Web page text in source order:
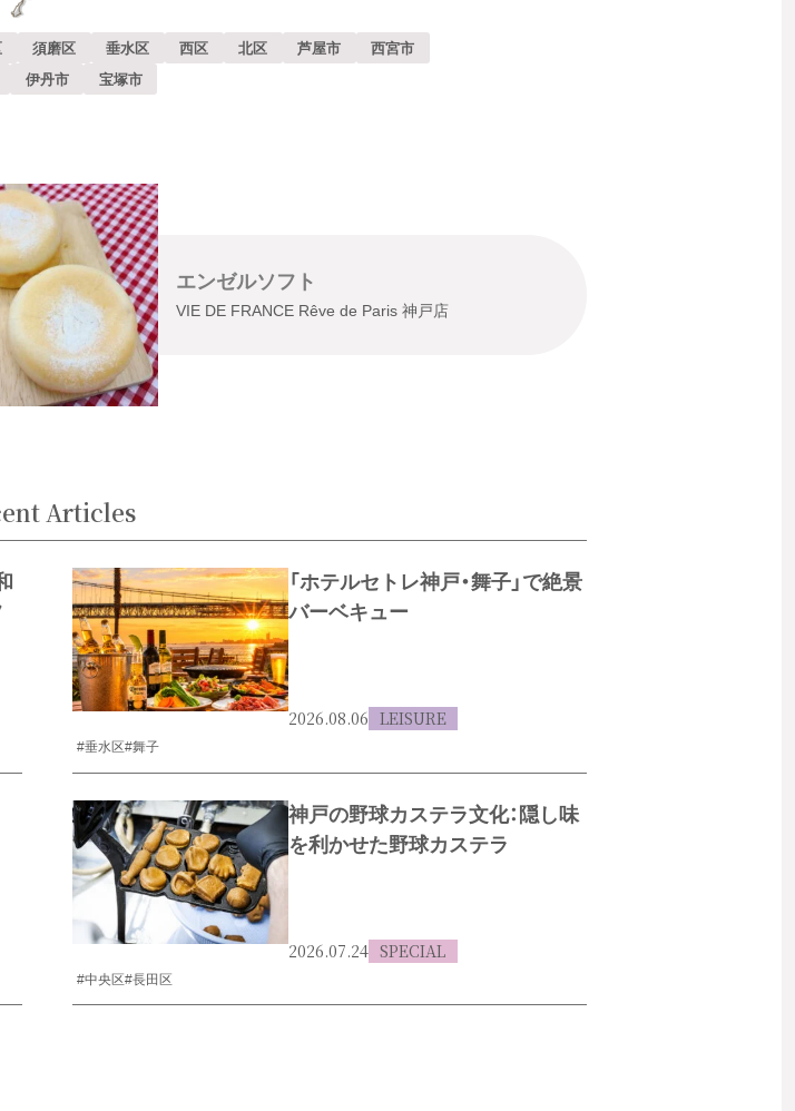
須磨区 垂水区 西区 北区 芦屋市
西宮市
伊丹市 宝塚市
エンゼルソフト
VIE DE FRANCE Rêve de Paris 神戸店
Articles
「ホテルセトレ神戸・舞子」で絶景
バーベキュー
2026.08.06 LEISURE
#垂水区#舞子
神戸の野球カステラ文化：隠し味
を利かせた野球カステラ
2026.07.24 SPECIAL
#中央区#長田区